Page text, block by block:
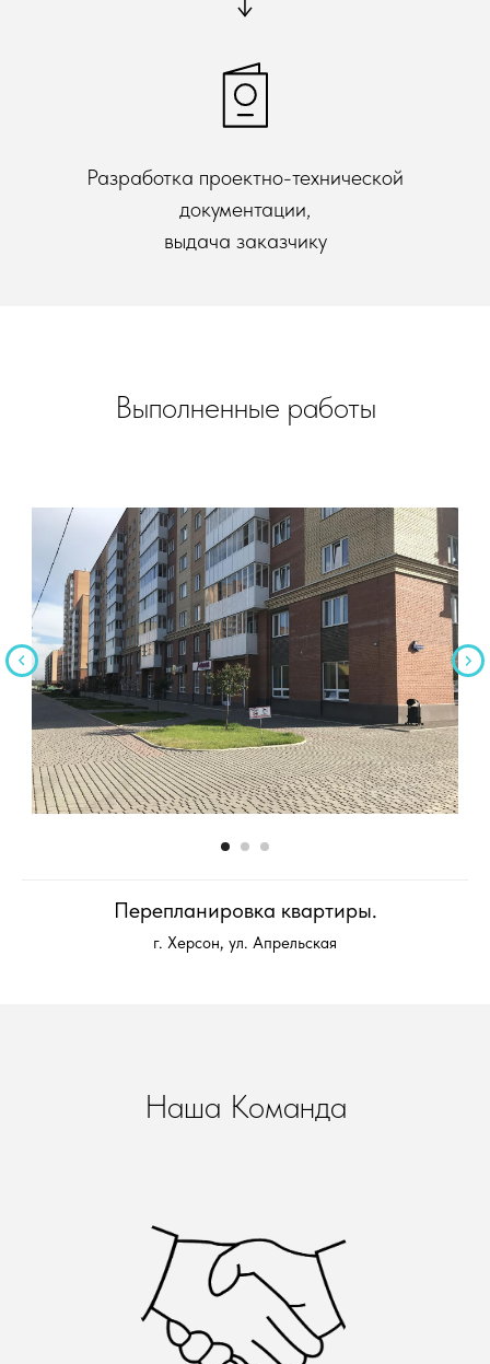
Разработка проектно-технической
документации,
выдача заказчику
Выполненные работы
Перепланировка квартиры.
г. Херсон, ул. Апрельская
Наша Команда